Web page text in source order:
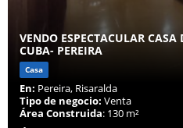
VENDO ESPECTACULAR
CUBA- PEREIRA
Casa
En: Pereira, Risaralda
Tipo de negocio: Venta
Área Construida: 130 m²